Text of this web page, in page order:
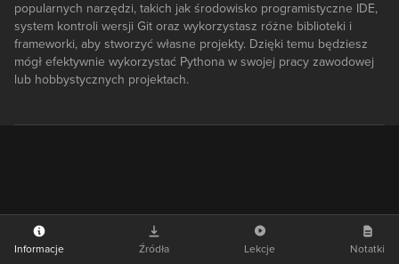
popularnych narzędzi, takich jak środowisko programistyczne IDE,
system kontroli wersji Git oraz wykorzystasz różne biblioteki i
frameworki, aby stworzyć własne projekty. Dzięki temu będziesz
mógł efektywnie wykorzystać Pythona w swojej pracy zawodowej
lub hobbystycznych projektach.
Informacje Źródła Lekcje Notatki